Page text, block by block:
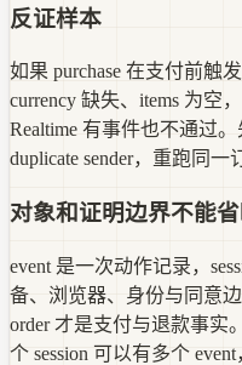
反证样本
如果 purchase 在支付前触
currency 缺失、items 为空
Realtime 有事件也不通过
duplicate sender，重跑同
对象和证明边界不能
event 是一次动作记录，
备、浏览器、身份与同意
order 才是支付与退款事实
个 session 可以有多个